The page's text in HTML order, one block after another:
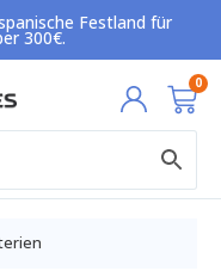
Festland für
300€.
0